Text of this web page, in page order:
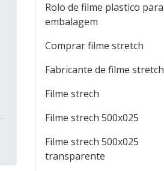
Rolo de filme plastico para
embalagem
Comprar filme stretch
Fabricante de filme stretch
Filme strech
Filme strech 500x025
Filme strech 500x025
transparente